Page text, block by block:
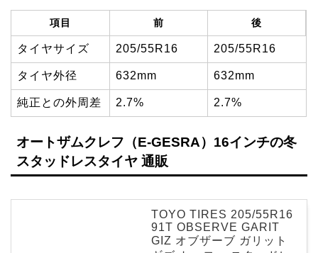
項目 前 後
タイヤサイズ 205/55R16 205/55R16
タイヤ外径 632mm 632mm
純正との外周差 2.7% 2.7%
オートザムクレフ（E-GESRA）16インチの冬
スタッドレスタイヤ 通販
TOYO TIRES 205/55R16
91T OBSERVE GARIT
GIZ オブザーブ ガリット